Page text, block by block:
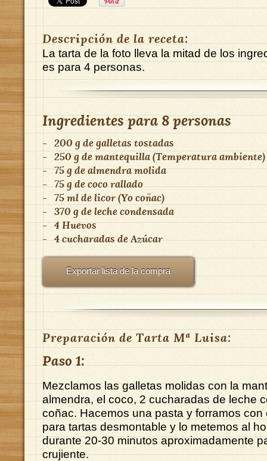
Descripción de la receta:
La tarta de la foto lleva la mitad de los
es para 4 personas.
Ingredientes para8 personas
- 200 g degalletas tostadas
- 250 g demantequilla (Temperatura ambiente)
- 75 gdealmendra molida
- 75 gdecoco rallado
- 75 mldelicor (Yo coñac)
- 370 g deleche condensada
- 4Huevos
- 4 cucharadasdeAzúcar
Exportar lista de la compra
Preparación de Tarta Mª Luisa:
Paso 1:
Mezclamos las galletas molidas con la
almendra, el coco, 2 cucharadas de leche
coñac. Hacemos una pasta y forramos con
para tartas desmontable y lo metemos al
durante 20-30 minutos aproximadamente
crujiente.